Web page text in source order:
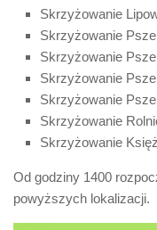
Skrzyżowanie
Skrzyżowanie
Skrzyżowanie
Skrzyżowanie
Skrzyżowanie
Skrzyżowanie
Skrzyżowanie
Od godziny 1400
powyższych lokalizacji.